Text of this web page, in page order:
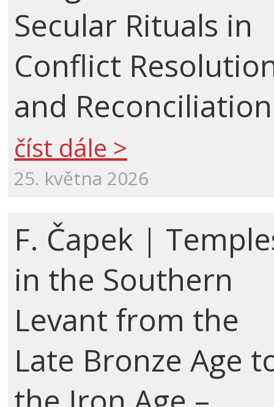
Secular Rituals in
Conflict
and Reconciliation
číst dále >
25. května 2026
F. Čapek |
in the Southern
Levant from the
Late Bronze Age